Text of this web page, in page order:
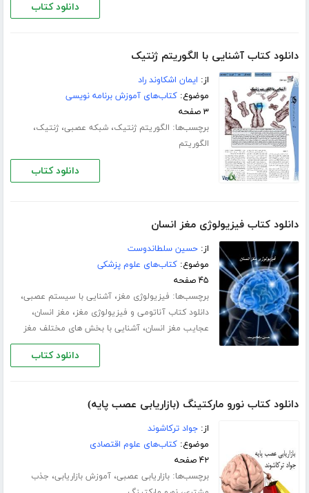
دانلود کتاب
دانلود کتاب آشنایی با الگوریتم ژنتیک
از: ایمان اشکاوند راد
موضوع:کتاب‌های آموزش برنامه نویسی
۳ صفحه
برچسب‌ها: الگوریتم ژنتیک،شبکه عصبی،ژنتیک،
الگوریتم
دانلود کتاب
دانلود کتاب فیزیولوژی مغز انسان
از:حسین سلطاندوست
موضوع:کتاب‌های علوم پزشکی
۴۵ صفحه
برچسب‌ها: فیزیولوژی مغز،آشنایی با سیستم عصبی،
دانلود کتاب آناتومی و فیزیولوژی مغز، مغز انسان،
عجایب مغز انسان،آشنایی با بخش های مختلف مغز
دانلود کتاب
دانلود کتاب نورو مارکتینگ (بازاریابی عصب پایه)
از:جواد ترکاشوند
موضوع:کتاب‌های علوم اقتصادی
۴۲ صفحه
برچسب‌ها:بازاریابی عصبی،آموزش بازاریابی، جذب